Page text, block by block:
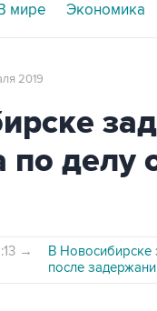
мире Экономика
2019
по делу
→
В Новосибирске
после